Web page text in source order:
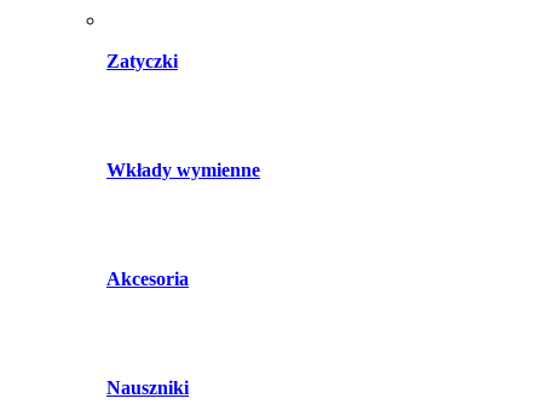
Zatyczki
Wkłady wymienne
Akcesoria
Nauszniki